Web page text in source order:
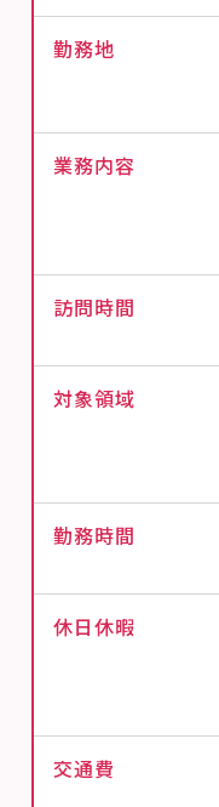
勤務地
業務内容
訪問時間
対象領域
勤務時間
休日休暇
交通費